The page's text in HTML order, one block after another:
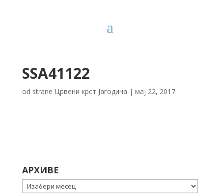
SSA41122
od strane Црвени крст Јагодина | мај 22, 2017
АРХИВЕ
Архиве